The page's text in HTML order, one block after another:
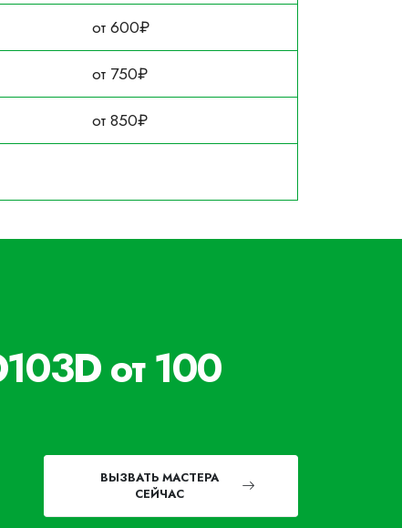
от 600₽
от 750₽
от 850₽
от 100
ВЫЗВАТЬ МАСТЕРА
СЕЙЧАС